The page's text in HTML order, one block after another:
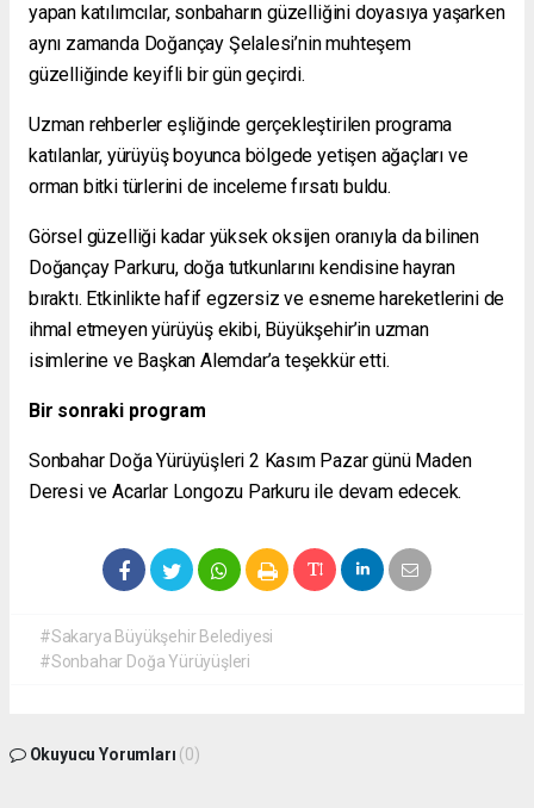
yapan katılımcılar, sonbaharın güzelliğini doyasıya yaşarken
aynı zamanda Doğançay Şelalesi’nin muhteşem
güzelliğinde keyifli bir gün geçirdi.
Uzman rehberler eşliğinde gerçekleştirilen programa
katılanlar, yürüyüş boyunca bölgede yetişen ağaçları ve
orman bitki türlerini de inceleme fırsatı buldu.
Görsel güzelliği kadar yüksek oksijen oranıyla da bilinen
Doğançay Parkuru, doğa tutkunlarını kendisine hayran
bıraktı. Etkinlikte hafif egzersiz ve esneme hareketlerini de
ihmal etmeyen yürüyüş ekibi, Büyükşehir’in uzman
isimlerine ve Başkan Alemdar’a teşekkür etti.
Bir sonraki program
Sonbahar Doğa Yürüyüşleri 2 Kasım Pazar günü Maden
Deresi ve Acarlar Longozu Parkuru ile devam edecek.
#Sakarya Büyükşehir Belediyesi
#Sonbahar Doğa Yürüyüşleri
Okuyucu Yorumları (0)